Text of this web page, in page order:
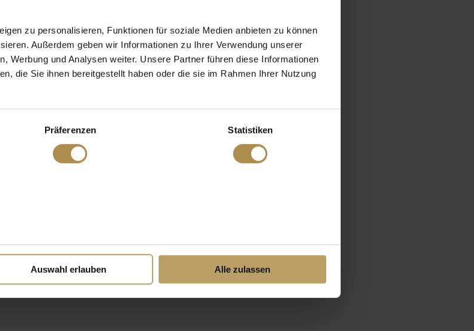
zu personalisieren, Funktionen für soziale Medien anbieten zu können
Außerdem geben wir Informationen zu Ihrer Verwendung unserer
Werbung und Analysen weiter. Unsere Partner führen diese Informationen
die Sie ihnen bereitgestellt haben oder die sie im Rahmen Ihrer Nutzung
Präferenzen Statistiken
Auswahl erlauben Alle zulassen